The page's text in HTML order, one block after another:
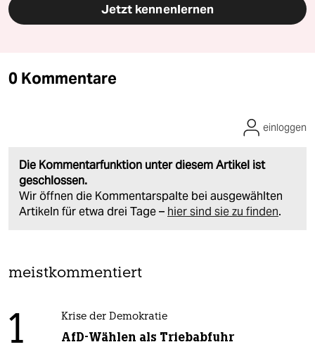
Jetzt kennenlernen
0 Kommentare
Die Kommentarfunktion unter diesem Artikel ist
geschlossen.
Wir öffnen die Kommentarspalte bei ausgewählten
Artikeln für etwa drei Tage – hier sind sie zu finden.
einloggen
meistkommentiert
1 Krise der Demokratie
AfD-Wählen als Triebabfuhr